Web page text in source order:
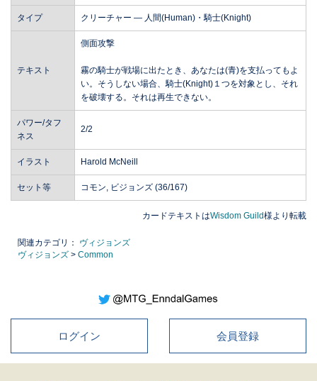
タイプ クリーチャー ― 人間(Human)・騎士(Knight)
テキスト
側面攻撃
霧の騎士が戦場に出たとき、あなたは(青)を支払ってもよ
い。そうしない場合、騎士(Knight)１つを対象とし、それ
を破壊する。それは再生できない。
パワー/タフ
ネス
2/2
イラスト Harold McNeill
セット等 コモン, ビジョンズ (36/167)
カードテキストはWisdom Guild様より転載
関連カテゴリ：
ヴィジョンズ
ヴィジョンズ > Common
ログイン 会員登録